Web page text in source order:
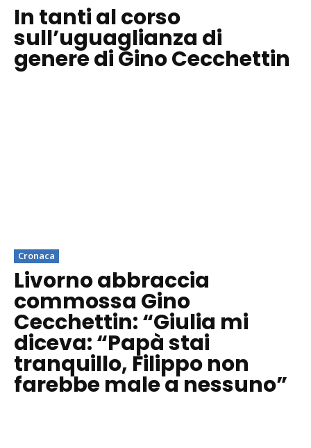
In tanti al corso
sull’uguaglianza di
genere di Gino Cecchettin
Cronaca
Livorno abbraccia
commossa Gino
Cecchettin: “Giulia mi
diceva: “Papà stai
tranquillo, Filippo non
farebbe male a nessuno”